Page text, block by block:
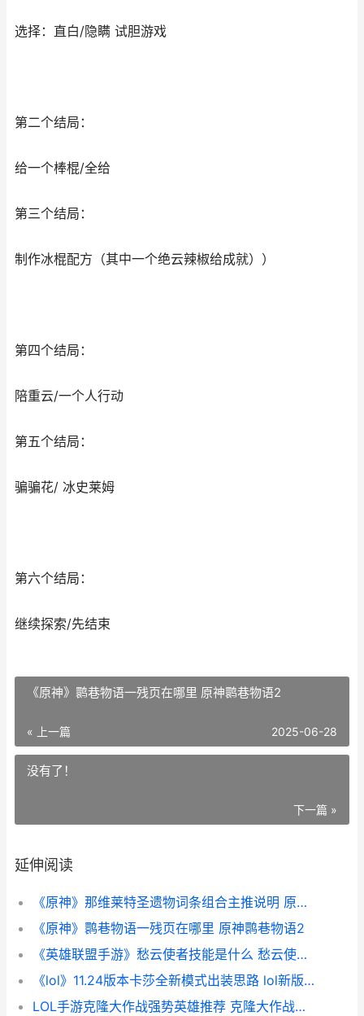
选择：直白/隐瞒 试胆游戏
第二个结局：
给一个棒棍/全给
第三个结局：
制作冰棍配方（其中一个绝云辣椒给成就））
第四个结局：
陪重云/一个人行动
第五个结局：
骗骗花/ 冰史莱姆
第六个结局：
继续探索/先结束
《原神》鹮巷物语一残页在哪里 原神鹮巷物语2
« 上一篇 2025-06-28
没有了！
下一篇 »
延伸阅读
《原神》那维莱特圣遗物词条组合主推说明 原神那维莱特圣遗物_1
《原神》鹮巷物语一残页在哪里 原神鹮巷物语2
《英雄联盟手游》愁云使者技能是什么 愁云使者技能介绍
《lol》11.24版本卡莎全新模式出装思路 lol新版本11.3
LOL手游克隆大作战强势英雄推荐 克隆大作战有哪些强势英雄